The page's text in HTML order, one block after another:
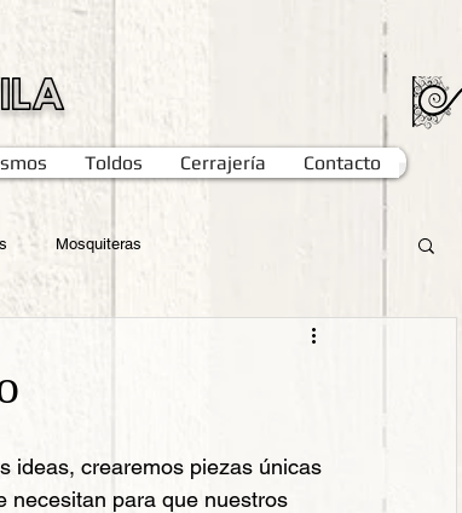
Toldos Cerrajería Contacto
Mosquiteras
ideas, crearemos piezas únicas
necesitan para que nuestros